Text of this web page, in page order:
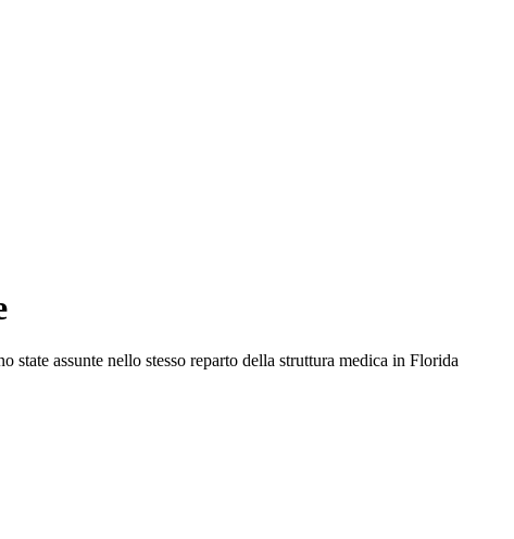
assunte nello stesso reparto della struttura medica in Florida